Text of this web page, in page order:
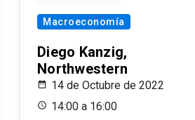
Macroeconomía
Diego Kanzig,
Northwestern
14 de Octubre de 2022
14:00 a 16:00